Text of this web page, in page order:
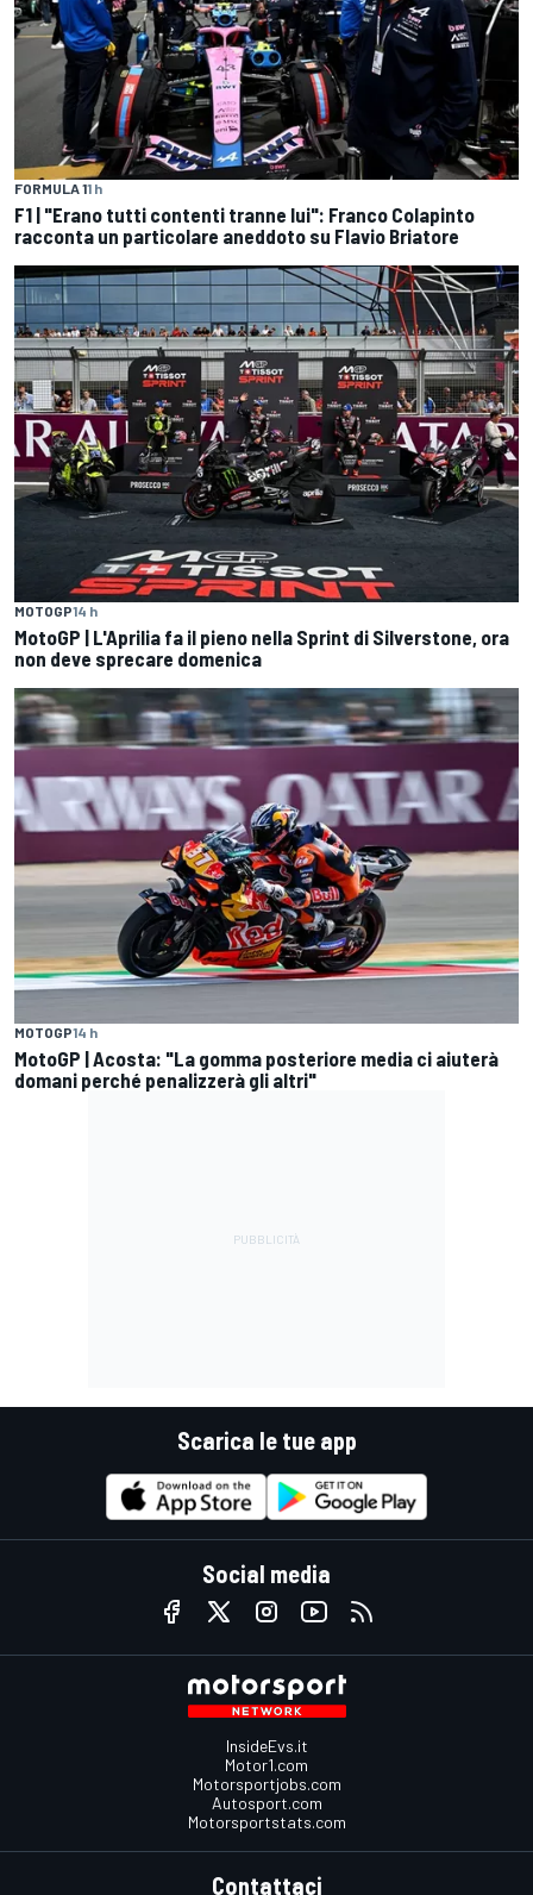
FORMULA 11 h
F1 | "Erano tutti contenti tranne lui": Franco Colapinto
racconta un particolare aneddoto su Flavio Briatore
MOTOGP14 h
MotoGP | L'Aprilia fa il pieno nella Sprint di Silverstone, ora
non deve sprecare domenica
MOTOGP14 h
MotoGP | Acosta: "La gomma posteriore media ci aiuterà
domani perché penalizzerà gli altri"
Scarica le tue app
Social media
InsideEvs.it
Motor1.com
Motorsportjobs.com
Autosport.com
Motorsportstats.com
Contattaci